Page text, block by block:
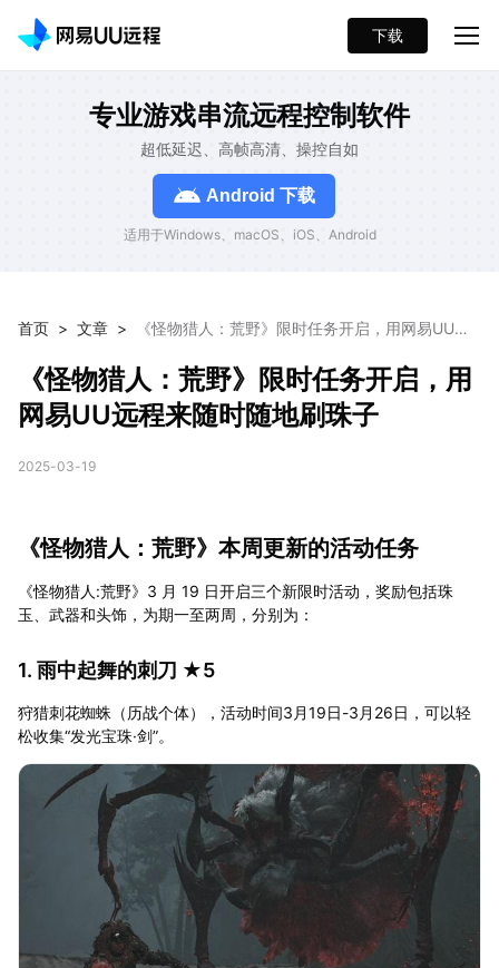
下载
专业游戏串流远程控制软件
超低延迟、高帧高清、操控自如
Android 下载
适用于Windows、macOS、iOS、Android
首页 > 文章 >
《怪物猎人：荒野》限时任务开启，用网易UU远
《怪物猎人：荒野》限时任务开启，用
网易UU远程来随时随地刷珠子
2025-03-19
《怪物猎人：荒野》本周更新的活动任务
《怪物猎人:荒野》3 月 19 日开启三个新限时活动，奖励包括珠
玉、武器和头饰，为期一至两周，分别为：
1. 雨中起舞的刺刀 ★5
狩猎刺花蜘蛛（历战个体），活动时间3月19日-3月26日，可以轻
松收集“发光宝珠·剑”。